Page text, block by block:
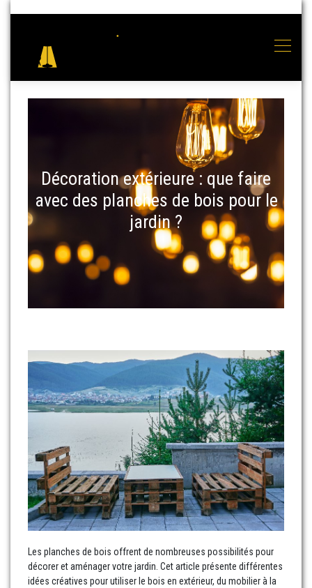
Décoration extérieure : que faire
avec des planches de bois pour le
jardin ?
Les planches de bois offrent de nombreuses possibilités pour
décorer et aménager votre jardin. Cet article présente différentes
idées créatives pour utiliser le bois en extérieur, du mobilier à la